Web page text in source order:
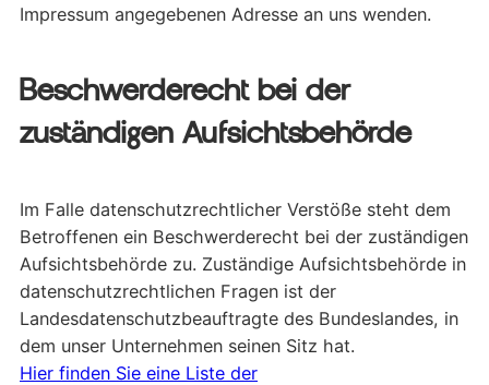
Impressum angegebenen Adresse an uns wenden.
Beschwerderecht bei der
zuständigen Aufsichtsbehörde
Im Falle datenschutzrechtlicher Verstöße steht dem
Betroffenen ein Beschwerderecht bei der zuständigen
Aufsichtsbehörde zu. Zuständige Aufsichtsbehörde in
datenschutzrechtlichen Fragen ist der
Landesdatenschutzbeauftragte des Bundeslandes, in
dem unser Unternehmen seinen Sitz hat.
Hier finden Sie eine Liste der